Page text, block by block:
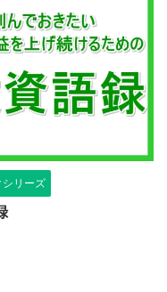
シリーズ